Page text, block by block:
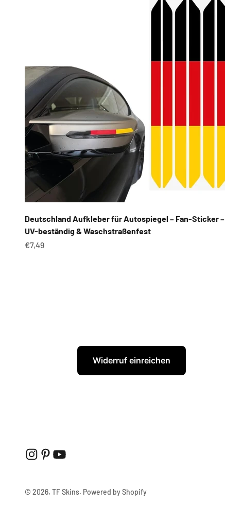
Deutschland Aufkleber für Autospiegel – Fan-Sticker –
UV-beständig & Waschstraßenfest
Angebot
€7,49
Widerruf einreichen
© 2026, TF Skins. Powered by Shopify